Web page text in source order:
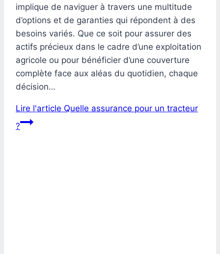
implique de naviguer à travers une multitude
d’options et de garanties qui répondent à des
besoins variés. Que ce soit pour assurer des
actifs précieux dans le cadre d’une exploitation
agricole ou pour bénéficier d’une couverture
complète face aux aléas du quotidien, chaque
décision…
Lire l'article Quelle assurance pour un tracteur
?